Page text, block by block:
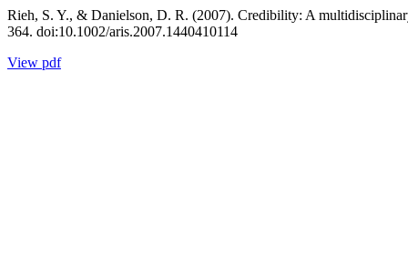
Rieh, S. Y., & Danielson, D. R. (2007). Credibility: A
364. doi:10.1002/aris.2007.1440410114
View pdf